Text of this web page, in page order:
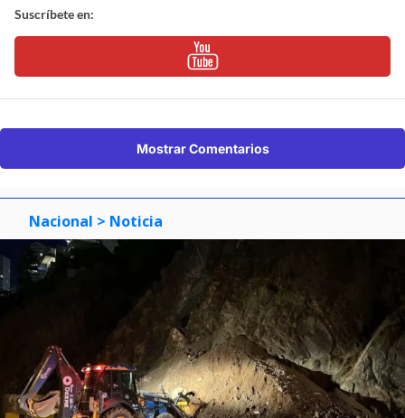
Suscríbete en:
Mostrar Comentarios
Nacional > Noticia